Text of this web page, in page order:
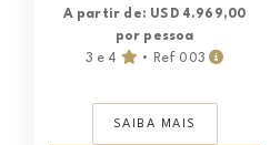
A partir de: USD 4.969,00
por pessoa
3 e 4
• Ref 003
SAIBA MAIS